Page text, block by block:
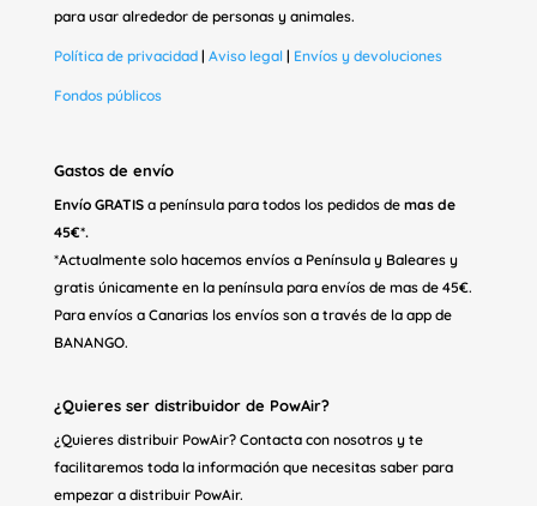
para usar alrededor de personas y animales.
Política de privacidad| Aviso legal| Envíos y devoluciones
Fondos públicos
Gastos de envío
Envío GRATISa península para todos los pedidos de mas de
45€*.
*Actualmente solo hacemos envíos a Península y Baleares y
gratis únicamente en la península para envíos de mas de 45€.
Para envíos a Canarias los envíos son a través de la app de
BANANGO.
¿Quieres ser distribuidor de PowAir?
¿Quieres distribuir PowAir? Contacta con nosotros y te
facilitaremos toda la información que necesitas saber para
empezar a distribuir PowAir.